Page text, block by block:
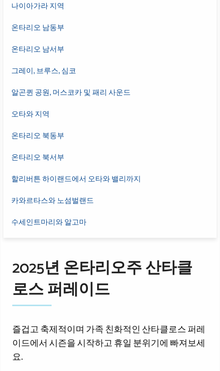
나이아가라 지역
온타리오 남동부
온타리오 남서부
그레이, 브루스, 심코
알곤퀸 공원, 머스코카 및 패리 사운드
오타와 지역
온타리오 북동부
온타리오 북서부
할리버튼 하이랜드에서 오타와 밸리까지
카와르타스와 노섬벌랜드
수세인트마리와 알고마
2025년 온타리오주 산타클
로스 퍼레이드
즐겁고 축제적이며 가족 친화적인 산타클로스 퍼레
이드에서 시즌을 시작하고 휴일 분위기에 빠져보세
요.